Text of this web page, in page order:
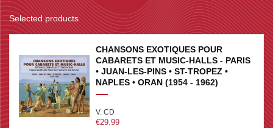
Selected products
CHANSONS EXOTIQUES POUR
CABARETS ET MUSIC-HALLS - PARIS
• JUAN-LES-PINS • ST-TROPEZ •
NAPLES • ORAN (1954 - 1962)
V. CD
€29.99